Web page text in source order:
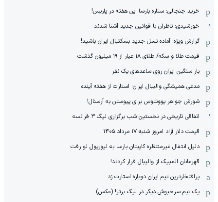
خرید جنجالی: ستاره بارسا این هفته در پاریس!
خورشیدی: ناظران با قوانین جدید آشنا شدند
گزارش ویژه‌: آماده نسل جدید بسکتبال ایران باشید!
قیمت طلا و سکه/ طلای ۱۸ عیار از ۱۹ میلیون گذشت
بار سنگین ایران روی ساعدهای یک نفر
مدعی همیشگی والیبال ایران: استارت از هفته آینده
شورش جواهر یوونتوس برای پیوستن به آرسنال!
اتفاقی تاریخی در نخستین شب برگزاری لیگ ۳ فرانسه
قیمت دلار آزاد امروز شنبه ۱۷ مرداد ۱۴۰۵
دلیل انتقال غیرمنتظره کاپیتان بارسا به لیورپول لو رفت
قهرمانان المپیک از والیبال فرار کردند!
پرافتخارترین تیم ایران دوباره استارت زد
یک تیم سرخپوش دیگر در لیگ برتر! (عکس)